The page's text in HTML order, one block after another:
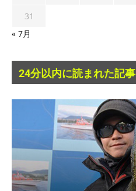
31
« 7月
24分以内に読まれた記事